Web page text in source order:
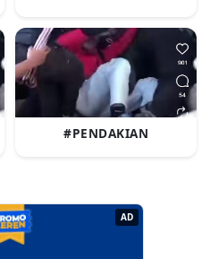
#PENDAKIAN
AD